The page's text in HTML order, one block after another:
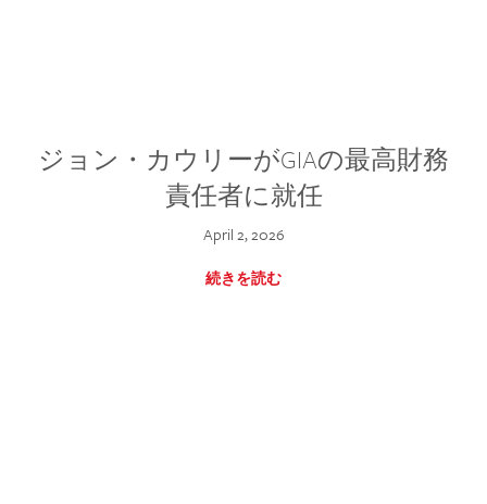
ジョン・カウリーがGIAの最高財務
責任者に就任
April 2, 2026
続きを読む